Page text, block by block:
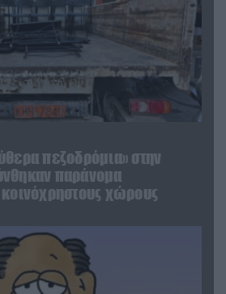
πεζοδρόμια» στην
παράνομα
χώρους